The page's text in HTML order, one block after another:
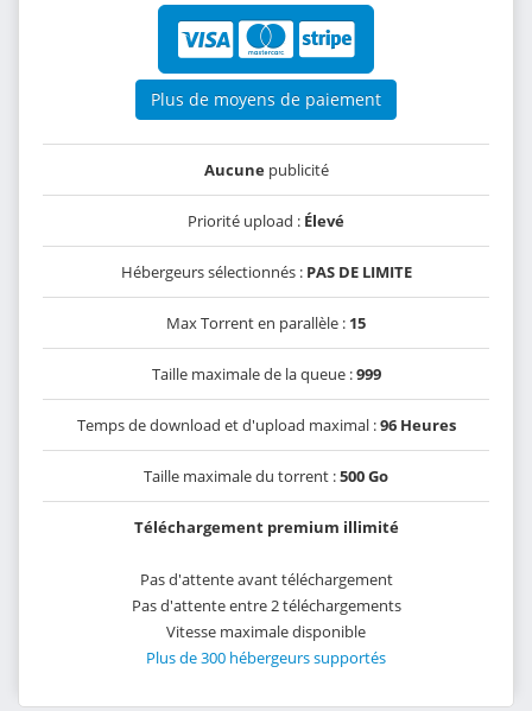
Plus de moyens de paiement
Aucunepublicité
Priorité upload : Élevé
Hébergeurs sélectionnés : PAS DE LIMITE
Max Torrent en parallèle : 15
Taille maximale de la queue :999
Temps de download et d'upload maximal :96 Heures
Taille maximale du torrent :500 Go
Téléchargement premium illimité
Pas d'attente avant téléchargement
Pas d'attente entre 2 téléchargements
Vitesse maximale disponible
Plus de 300 hébergeurs supportés